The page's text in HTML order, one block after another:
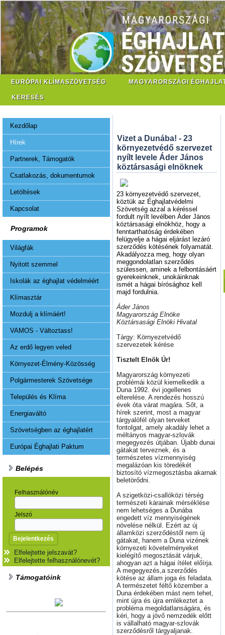
EURÓPAI KLÍMASZÖVETSÉG MAGYARORSZÁGI
KERESÉS
Kezdőlap
Hírek
Partnerek, Támogatók
Csatlakozás, dokumentumok
Letöltések
Kapcsolat
Programok
Világfák
Nyitott szemmel
Iskolák az éghajlat védelméért
Klímasztár
Mozdulj a klímáért!
VAMOS - Változtass!
Az erdő legyen veled
Környezet-Élmény-Közösség
Polgármesterek Szövetsége
Település és Klíma
Energiaváltó
Szövetségben az éghajlatért
Európai Éghajlati Paktum
Belépés
Felhasználónév
Jelszó
Elfelejtette jelszavát?
Elfelejtette felhasználónevét?
Támogatóink
Vizet a Dunába! - 23
környezetvédő szervezet
nyílt levele Áder János
köztársasági elnöknek
23 környezetvédő szervezet,
köztük az Éghajlatvédelmi
Szövetség azzal a kéréssel
fordult nyílt levélben Áder János
köztársasági elnökhöz, hogy a
fenntarthatóság érdekében
felügyelje a hágai eljárást lezáró
szerződés kötésének folyamatát.
Akadályozza meg, hogy olyan
meggondolatlan szerződés
szülessen, aminek a felbontásáért
gyerekeinknek, unokáinknak
ismét a hágai bírósághoz kell
majd fordulnia.
Áder János
Magyarország Elnöke
Köztársasági Elnöki Hivatal
Tárgy: Környezetvédő
szervezetek kérése
Tisztelt Elnök Úr!
Magyarország környezeti
problémái közül kiemelkedik a
Duna 1992. évi jogellenes
elterelése. A rendezés hosszú
évek óta várat magára. Sőt, a
hírek szerint, most a magyar
tárgyalófél olyan terveket
fontolgat, amely akadály lehet a
méltányos magyar-szlovák
megegyezés útjában. Újabb dunai
gátakat terveznek, és a
természetes vízmennyiség
megalázóan kis töredékét
biztosító vízmegosztásba akarnak
beletörődni.
A szigetközi-csallóközi térség
természeti kárainak mérséklése
nem lehetséges a Dunába
engedett víz mennyiségének
növelése nélkül. Ezért az új
államközi szerződéstől nem új
gátakat, hanem a Duna vizének
környezeti követelményeket
kielégítő megosztását várjuk,
ahogyan azt a hágai ítélet előírja.
A megegyezés,a szerződés
kötése az állam joga és feladata.
A természetet féltő közember a
Duna érdekében mást nem tehet,
mint újra és újra emlékeztet a
probléma megoldatlanságára, és
kéri, hogy a jövő nemzedék előtt
is vállalható magyar-szlovák
szerződésről tárgyaljanak.